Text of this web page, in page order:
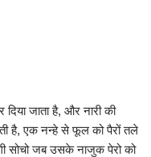
दिया जाता है, और नारी की
है, एक नन्हे से फूल को पैरों तले
सोचो जब उसके नाजुक पेरो को